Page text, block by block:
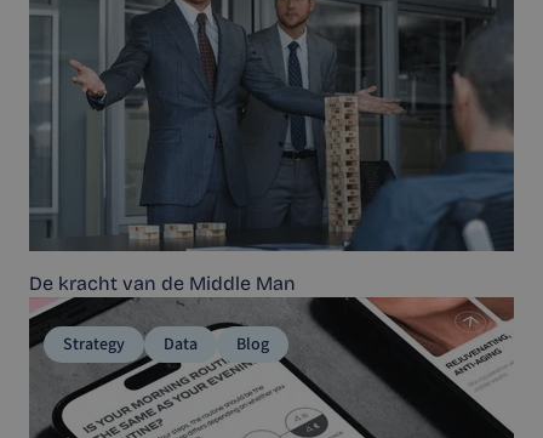
De kracht van de Middle Man
Strategy Data Blog